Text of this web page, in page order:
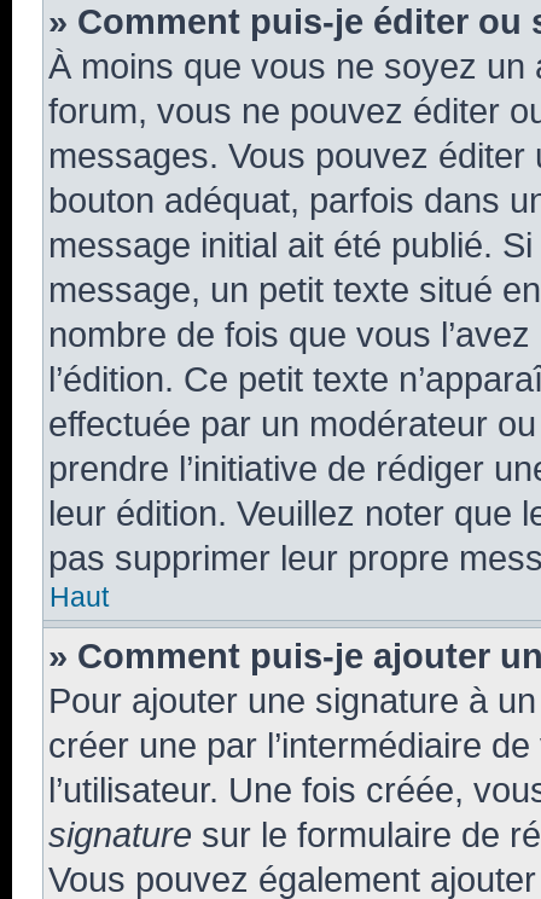
» Comment puis-je éditer ou
À moins que vous ne soyez
forum, vous ne pouvez éditer
messages. Vous pouvez
bouton adéquat, parfois dans
message initial ait été publié.
message, un petit texte situé
nombre de fois que vous
l’édition. Ce petit texte
effectuée par un modérateur
prendre l’initiative de rédiger
leur édition. Veuillez noter que
pas supprimer leur propre
Haut
» Comment puis-je ajouter
Pour ajouter une signature à
créer une par l’intermédiaire
l’utilisateur. Une fois créée,
signature sur le formulaire de
Vous pouvez également